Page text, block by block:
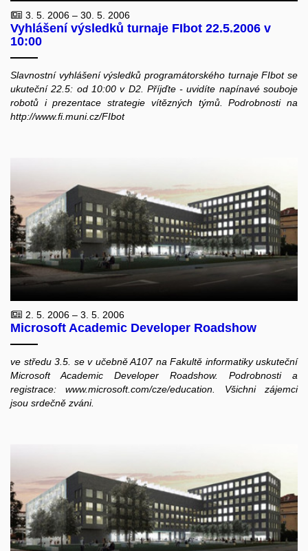
3. 5. 2006 – 30. 5. 2006
Vyhlášení výsledků turnaje FIbot 22.5.2006 v
10:00
Slavnostní vyhlášení výsledků programátorského turnaje FIbot se
ukuteční 22.5: od 10:00 v D2. Příjďte - uvidíte napínavé souboje
robotů i prezentace strategie vítězných týmů. Podrobnosti na
http://www.fi.muni.cz/FIbot
2. 5. 2006 – 3. 5. 2006
Microsoft Academic Developer Roadshow
ve středu 3.5. se v učebně A107 na Fakultě informatiky uskuteční
Microsoft Academic Developer Roadshow. Podrobnosti a
registrace: www.microsoft.com/cze/education. Všichni zájemci
jsou srdečně zváni.